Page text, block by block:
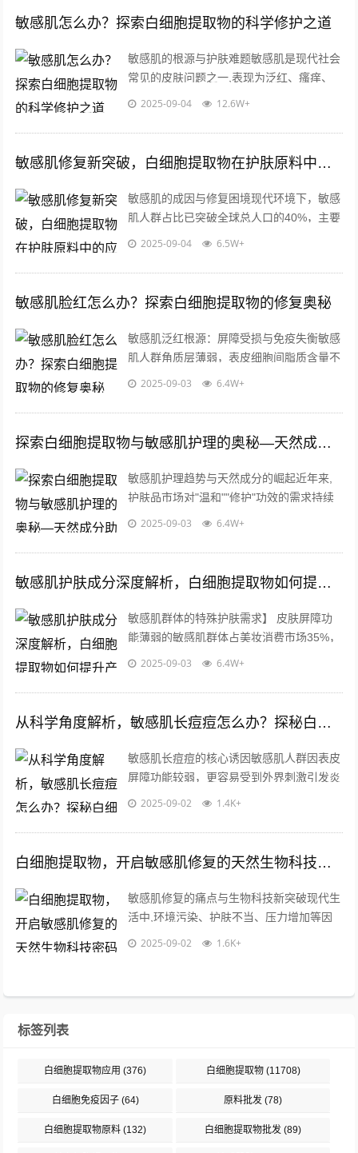
敏感肌怎么办？探索白细胞提取物的科学修护之道
敏感肌的根源与护肤难题敏感肌是现代社会
常见的皮肤问题之一,表现为泛红、瘙痒、
干燥或刺痛，环境压力、化学刺激、角质层
2025-09-04 12.6W+
敏感肌修复新突破，白细胞提取物在护肤原料中的应用价值解析
敏感肌的成因与修复困境现代环境下，敏感
肌人群占比已突破全球总人口的40%，主要
表现为皮肤屏障功能受损、神经末梢敏感
2025-09-04 6.5W+
敏感肌脸红怎么办？探索白细胞提取物的修复奥秘
敏感肌泛红根源：屏障受损与免疫失衡敏感
肌人群角质层薄弱，表皮细胞间脂质含量不
足，导致肌肤屏障防御力下降，当受到冷热
2025-09-03 6.4W+
探索白细胞提取物与敏感肌护理的奥秘—天然成分助力健康肌底
敏感肌护理趋势与天然成分的崛起近年来,
护肤品市场对"温和""修护"功效的需求持续
攀升，尤其是针对敏感肌人群的护理产品备
2025-09-03 6.4W+
敏感肌护肤成分深度解析，白细胞提取物如何提升产品温和性与修复力
敏感肌群体的特殊护肤需求】 皮肤屏障功
能薄弱的敏感肌群体占美妆消费市场35%，
这类人群对化妆品原料的选择尤为谨慎，现
2025-09-03 6.4W+
从科学角度解析，敏感肌长痘痘怎么办？探秘白细胞提取物的祛痘奥秘
敏感肌长痘痘的核心诱因敏感肌人群因表皮
屏障功能较弱，更容易受到外界刺激引发炎
症反应，当皮脂腺分泌失衡时，毛囊角质细
2025-09-02 1.4K+
白细胞提取物，开启敏感肌修复的天然生物科技密码
敏感肌修复的痛点与生物科技新突破现代生
活中,环境污染、护肤不当、压力增加等因
素导致敏感肌问题日益普遍，敏感肌主要表
2025-09-02 1.6K+
标签列表
白细胞提取物应用 (376) 白细胞提取物(11708)
白细胞免疫因子(64) 原料批发 (78)
白细胞提取物原料 (132) 白细胞提取物批发 (89)